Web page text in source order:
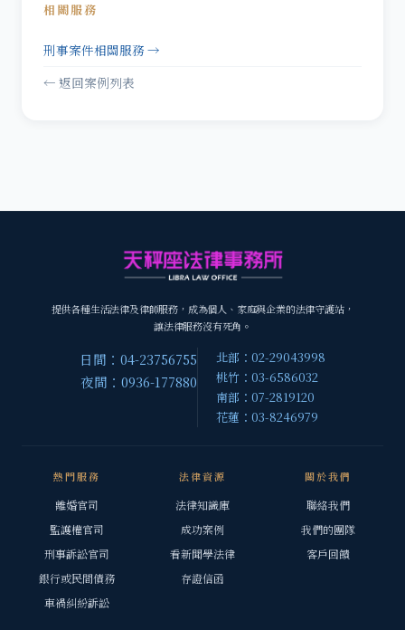
相關服務
刑事案件相關服務 →
← 返回案例列表
提供各種生活法律及律師服務，成為個人、家庭與企業的法律守護站，
讓法律服務沒有死角。
日間：04-23756755
夜間：0936-177880
北部：02-29043998
桃竹：03-6586032
南部：07-2819120
花蓮：03-8246979
熱門服務
離婚官司
監護權官司
刑事訴訟官司
銀行或民間債務
車禍糾紛訴訟
法律資源
法律知識庫
成功案例
看新聞學法律
存證信函
關於我們
聯絡我們
我們的團隊
客戶回饋